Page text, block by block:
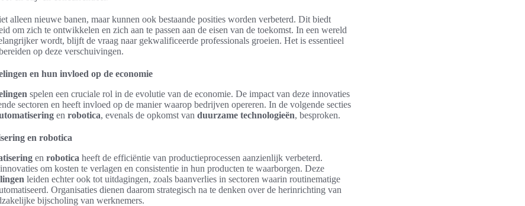
alleen nieuwe banen, maar kunnen ook bestaande posities worden verbeterd. Dit biedt
om zich te ontwikkelen en zich aan te passen aan de eisen van de toekomst. In een wereld
wordt, blijft de vraag naar gekwalificeerde professionals groeien. Het is essentieel
op deze verschuivingen.
en hun invloed op de economie
spelen een cruciale rol in de evolutie van de economie. De impact van deze innovaties
sectoren en heeft invloed op de manier waarop bedrijven opereren. In de volgende secties
en robotica, evenals de opkomst van duurzame technologieën, besproken.
en robotica
en robotica heeft de efficiëntie van productieprocessen aanzienlijk verbeterd.
om kosten te verlagen en consistentie in hun producten te waarborgen. Deze
leiden echter ook tot uitdagingen, zoals baanverlies in sectoren waarin routinematige
Organisaties dienen daarom strategisch na te denken over de herinrichting van
bijscholing van werknemers.